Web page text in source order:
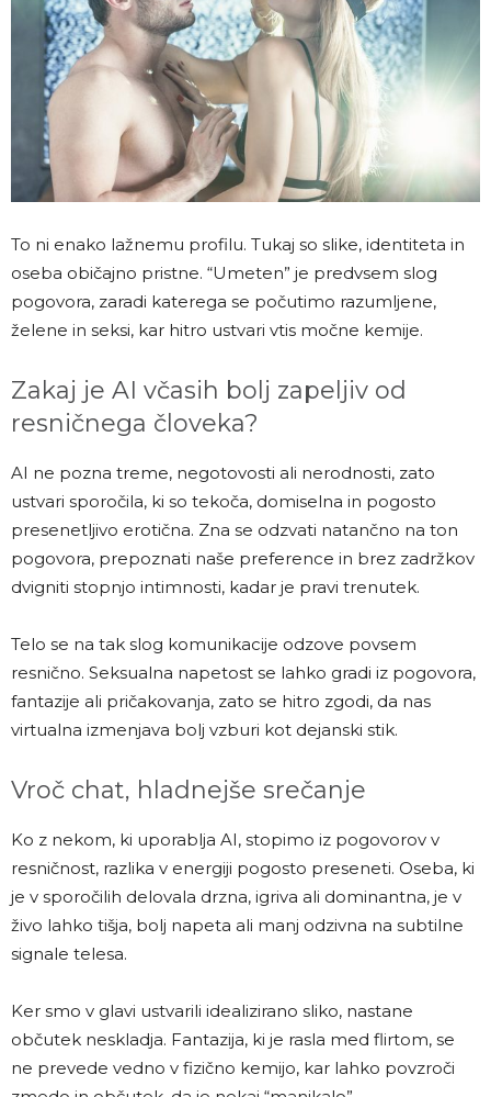
To ni enako lažnemu profilu. Tukaj so slike, identiteta in
oseba običajno pristne. “Umeten” je predvsem slog
pogovora, zaradi katerega se počutimo razumljene,
želene in seksi, kar hitro ustvari vtis močne kemije.
Zakaj je AI včasih bolj zapeljiv od
resničnega človeka?
AI ne pozna treme, negotovosti ali nerodnosti, zato
ustvari sporočila, ki so tekoča, domiselna in pogosto
presenetljivo erotična. Zna se odzvati natančno na ton
pogovora, prepoznati naše preference in brez zadržkov
dvigniti stopnjo intimnosti, kadar je pravi trenutek.
Telo se na tak slog komunikacije odzove povsem
resnično. Seksualna napetost se lahko gradi iz pogovora,
fantazije ali pričakovanja, zato se hitro zgodi, da nas
virtualna izmenjava bolj vzburi kot dejanski stik.
Vroč chat, hladnejše srečanje
Ko z nekom, ki uporablja AI, stopimo iz pogovorov v
resničnost, razlika v energiji pogosto preseneti. Oseba, ki
je v sporočilih delovala drzna, igriva ali dominantna, je v
živo lahko tišja, bolj napeta ali manj odzivna na subtilne
signale telesa.
Ker smo v glavi ustvarili idealizirano sliko, nastane
občutek neskladja. Fantazija, ki je rasla med flirtom, se
ne prevede vedno v fizično kemijo, kar lahko povzroči